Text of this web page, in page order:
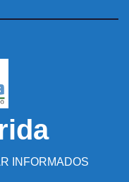
INFORMADOS